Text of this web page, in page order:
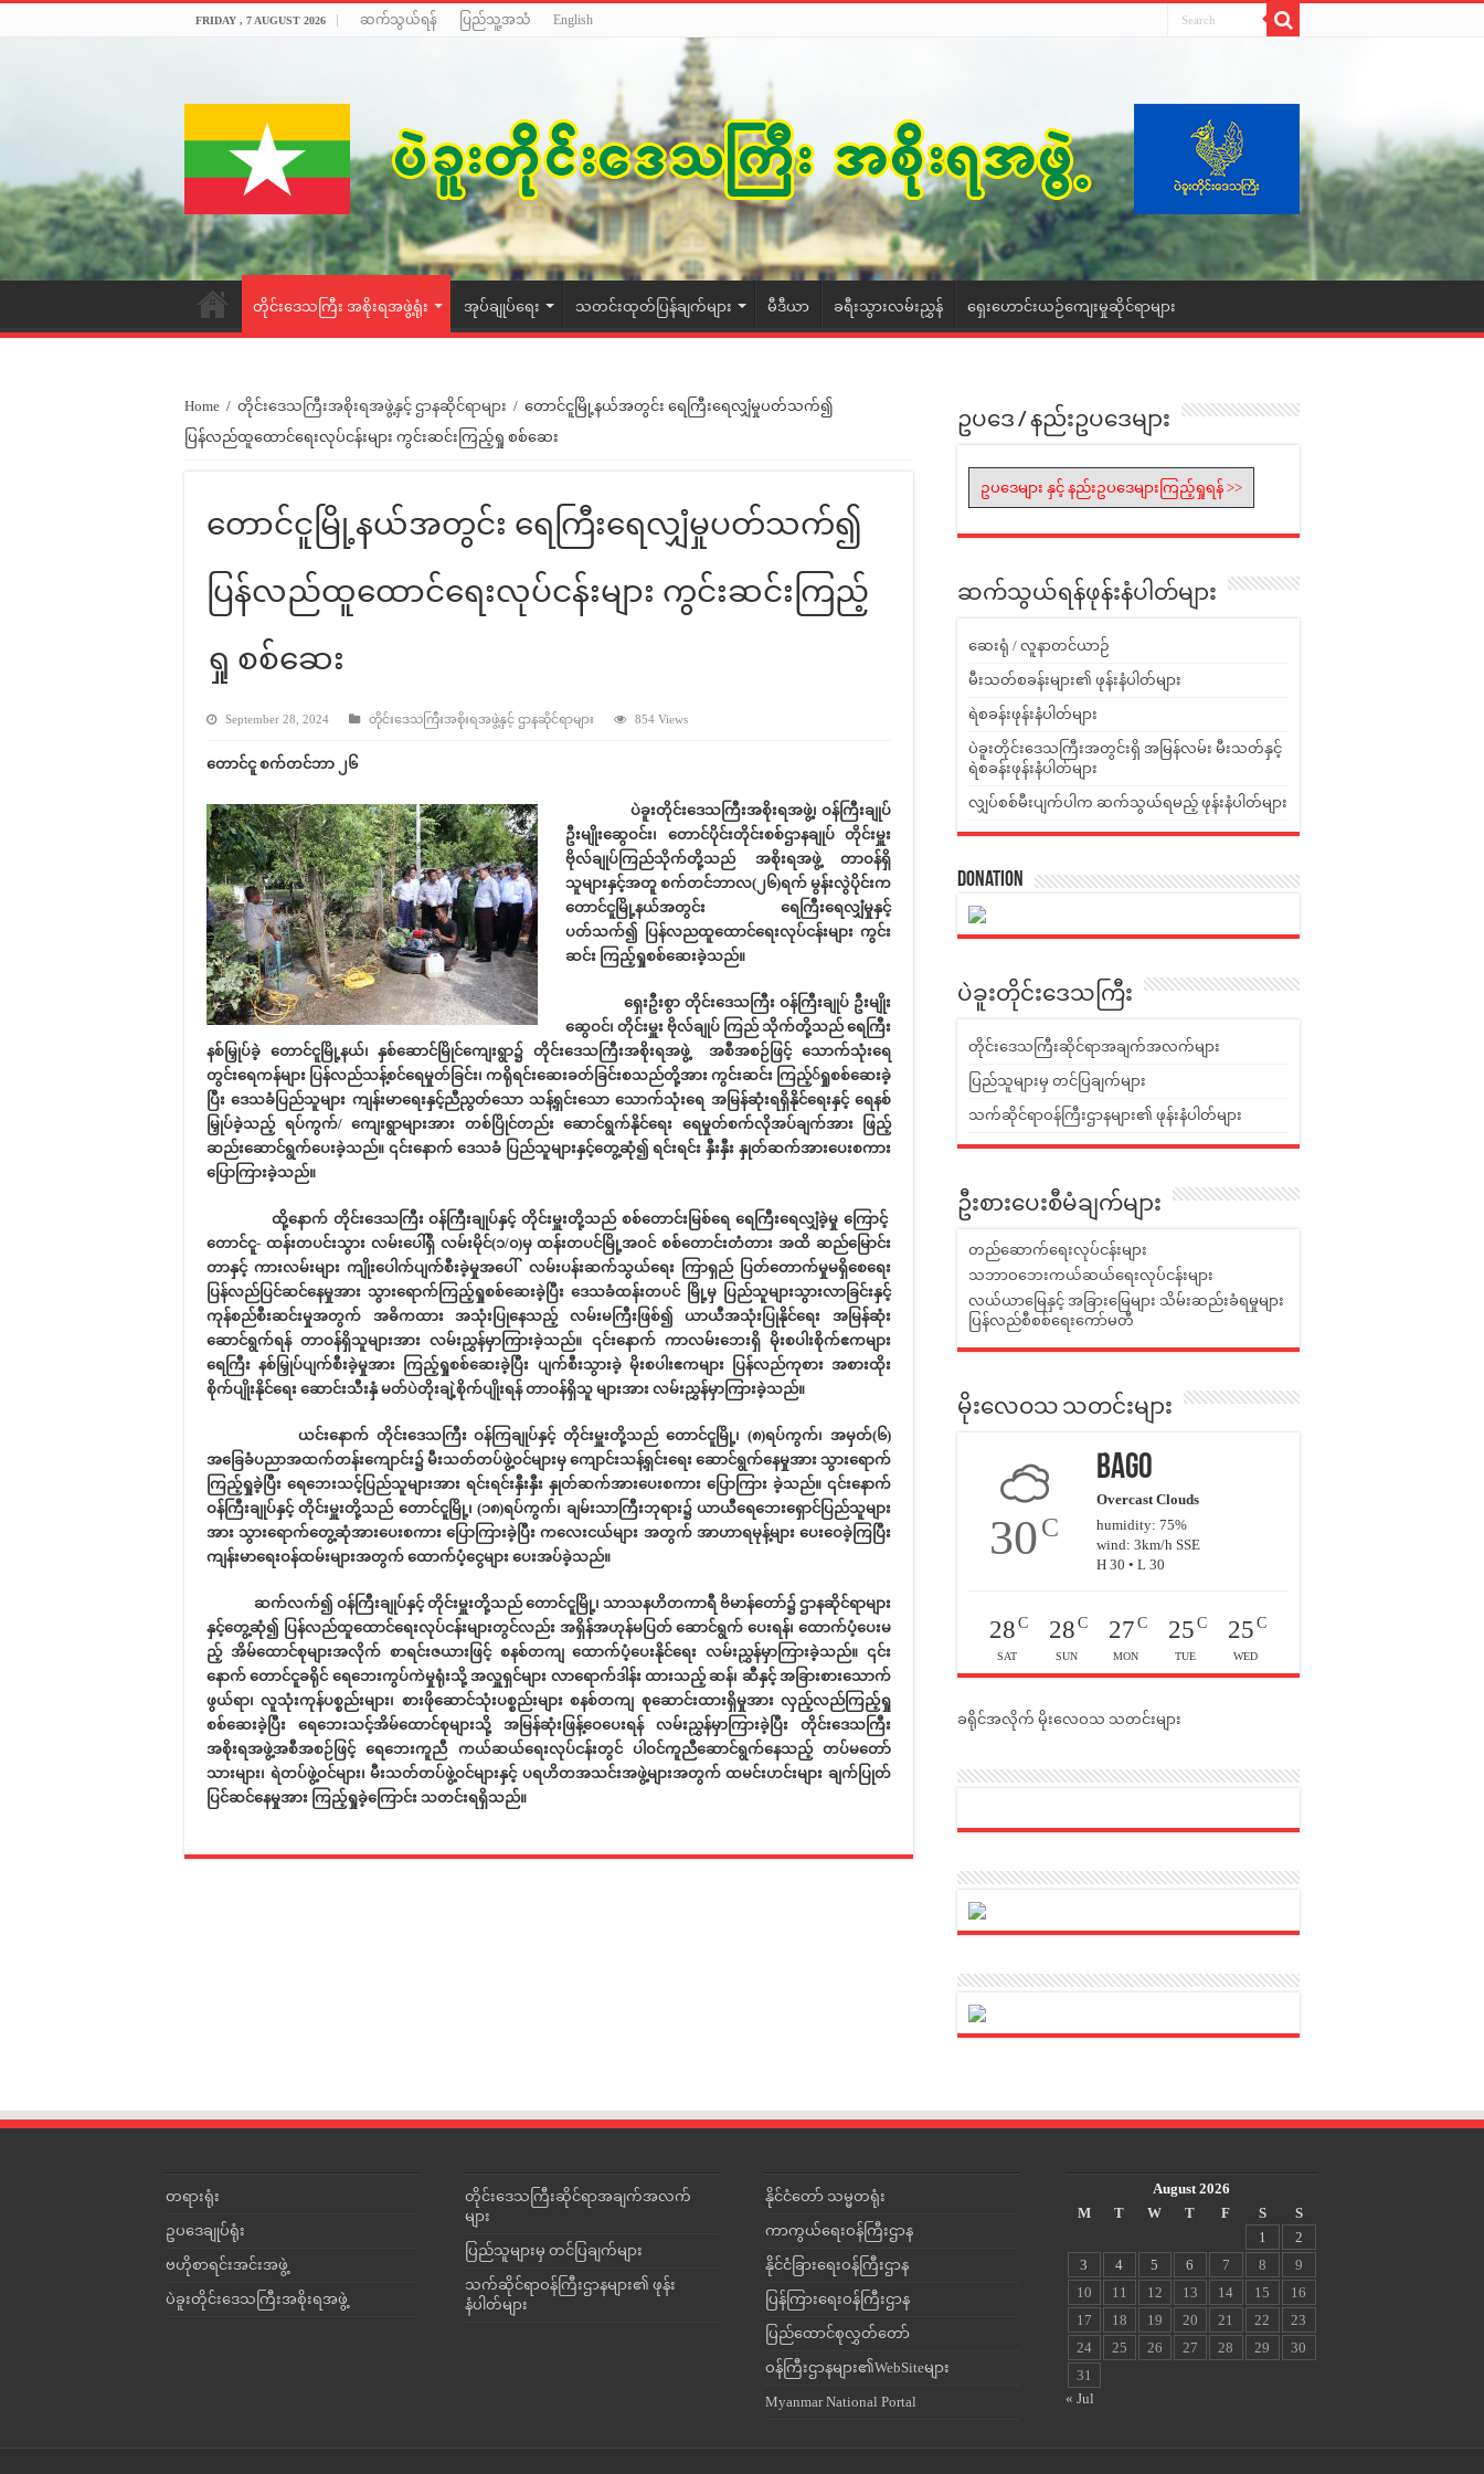
FRIDAY , 7 AUGUST 2026 ဆက်သွယ်ရန် ပြည်သူ့အသံ English
တိုင်းဒေသကြီး အစိုးရအဖွဲ့ရုံး အုပ်ချုပ်ရေး သတင်းထုတ်ပြန်ချက်များ မီဒီယာ ခရီးသွားလမ်းညွှန် ရှေးဟောင်းယဉ်ကျေးမှုဆိုင်ရာများ
Home / တိုင်းဒေသကြီးအစိုးရအဖွဲ့နှင့် ဌာနဆိုင်ရာများ / တောင်ငူမြို့နယ်အတွင်း ရေကြီးရေလျှံမှုပတ်သက်၍
ပြန်လည်ထူထောင်ရေးလုပ်ငန်းများ ကွင်းဆင်းကြည့်ရှု စစ်ဆေး
တောင်ငူမြို့နယ်အတွင်း ရေကြီးရေလျှံမှုပတ်သက်၍
ပြန်လည်ထူထောင်ရေးလုပ်ငန်းများ ကွင်းဆင်းကြည့်
ရှု စစ်ဆေး
September 28, 2024 တိုင်းဒေသကြီးအစိုးရအဖွဲ့နှင့် ဌာနဆိုင်ရာများ 854 Views
တောင်ငူ စက်တင်ဘာ ၂၆
ပဲခူးတိုင်းဒေသကြီးအစိုးရအဖွဲ့၊ ဝန်ကြီးချုပ်
ဦးမျိုးဆွေဝင်း၊ တောင်ပိုင်းတိုင်းစစ်ဌာနချုပ် တိုင်းမှူး
ဗိုလ်ချုပ်ကြည်သိုက်တို့သည် အစိုးရအဖွဲ့ တာဝန်ရှိ
သူများနှင့်အတူ စက်တင်ဘာလ(၂၆)ရက် မွန်းလွဲပိုင်းက
တောင်ငူမြို့နယ်အတွင်း ရေကြီးရေလျှံမှုနှင့်
ပတ်သက်၍ ပြန်လညထူထောင်ရေးလုပ်ငန်းများ ကွင်း
ဆင်း ကြည့်ရှုစစ်ဆေးခဲ့သည်။
ရှေးဦးစွာ တိုင်းဒေသကြီး ဝန်ကြီးချုပ် ဦးမျိုး
ဆွေဝင်၊ တိုင်းမှူး ဗိုလ်ချုပ် ကြည် သိုက်တို့သည် ရေကြီး
နစ်မြှုပ်ခဲ့ တောင်ငူမြို့နယ်၊ နှစ်ဆောင်မြိုင်ကျေးရွာ၌ တိုင်းဒေသကြီးအစိုးရအဖွဲ့ အစီအစဉ်ဖြင့် သောက်သုံးရေ
တွင်းရေကန်များ ပြန်လည်သန့်စင်ရေမှုတ်ခြင်း၊ ကရိုရင်းဆေးခတ်ခြင်းစသည်တို့အား ကွင်းဆင်း ကြည့််ရှုစစ်ဆေးခဲ့
ပြီး ဒေသခံပြည်သူများ ကျန်းမာရေးနှင့်ညီညွတ်သော သန့်ရှင်းသော သောက်သုံးရေ အမြန်ဆုံးရရှိနိုင်ရေးနှင့် ရေနစ်
မြှုပ်ခဲ့သည့် ရပ်ကွက်/ ကျေးရွာများအား တစ်ပြိုင်တည်း ဆောင်ရွက်နိုင်ရေး ရေမှုတ်စက်လိုအပ်ချက်အား ဖြည့်
ဆည်းဆောင်ရွက်ပေးခဲ့သည်။ ၎င်းနောက် ဒေသခံ ပြည်သူများနှင့်တွေ့ဆုံ၍ ရင်းရင်း နှီးနှီး နှုတ်ဆက်အားပေးစကား
ပြောကြားခဲ့သည်။
ထို့နောက် တိုင်းဒေသကြီး ဝန်ကြီးချုပ်နှင့် တိုင်းမှူးတို့သည် စစ်တောင်းမြစ်ရေ ရေကြီးရေလျှံခဲ့မှု ကြောင့်
တောင်ငူ- ထန်းတပင်းသွား လမ်းပေါ်ရှိ လမ်းမိုင်(၁/၀)မှ ထန်းတပင်မြို့အဝင် စစ်တောင်းတံတား အထိ ဆည်မြောင်း
တာနှင့် ကားလမ်းများ ကျိုးပေါက်ပျက်စီးခဲ့မှုအပေါ် လမ်းပန်းဆက်သွယ်ရေး ကြာရှည် ပြတ်တောက်မှုမရှိစေရေး
ပြန်လည်ပြင်ဆင်နေမှုအား သွားရောက်ကြည့်ရှုစစ်ဆေးခဲ့ပြီး ဒေသခံထန်းတပင် မြို့မှ ပြည်သူများသွားလာခြင်းနှင့်
ကုန်စည်စီးဆင်းမှုအတွက် အဓိကထား အသုံးပြုနေသည့် လမ်းမကြီးဖြစ်၍ ယာယီအသုံးပြုနိုင်ရေး အမြန်ဆုံး
ဆောင်ရွက်ရန် တာဝန်ရှိသူများအား လမ်းညွှန်မှာကြားခဲ့သည်။ ၎င်းနောက် ကာလမ်းဘေးရှိ မိုးစပါးစိုက်ဧကများ
ရေကြီး နစ်မြှုပ်ပျက်စီးခဲ့မှုအား ကြည့်ရှုစစ်ဆေးခဲ့ပြီး ပျက်စီးသွားခဲ့ မိုးစပါးဧကများ ပြန်လည်ကုစား အစားထိုး
စိုက်ပျိုးနိုင်ရေး ဆောင်းသီးနှံ မတ်ပဲတိုးချဲ့စိုက်ပျိုးရန် တာဝန်ရှိသူ များအား လမ်းညွှန်မှာကြားခဲ့သည်။
ယင်းနောက် တိုင်းဒေသကြီး ဝန်ကြချုပ်နှင့် တိုင်းမှူးတို့သည် တောင်ငူမြို့၊ (၈)ရပ်ကွက်၊ အမှတ်(၆)
အခြေခံပညာအထက်တန်းကျောင်း၌ မီးသတ်တပ်ဖွဲ့ဝင်များမှ ကျောင်းသန့်ရှင်းရေး ဆောင်ရွက်နေမှုအား သွားရောက်
ကြည့်ရှုခဲ့ပြီး ရေဘေးသင့်ပြည်သူများအား ရင်းရင်းနှီးနှီး နှုတ်ဆက်အားပေးစကား ပြောကြား ခဲ့သည်။ ၎င်းနောက်
ဝန်ကြီးချုပ်နှင့် တိုင်းမှူးတို့သည် တောင်ငူမြို့၊ (၁၈)ရပ်ကွက်၊ ချမ်းသာကြီးဘုရား၌ ယာယီရေဘေးရှောင်ပြည်သူများ
အား သွားရောက်တွေ့ဆုံအားပေးစကား ပြောကြားခဲ့ပြီး ကလေးငယ်များ အတွက် အာဟာရမုန့်များ ပေးဝေခဲ့ကြပြီး
ကျန်းမာရေးဝန်ထမ်းများအတွက် ထောက်ပံ့ငွေများ ပေးအပ်ခဲ့သည်။
ဆက်လက်၍ ဝန်ကြီးချုပ်နှင့် တိုင်းမှူးတို့သည် တောင်ငူမြို့၊ သာသနဟိတကာရီ ဗိမာန်တော်၌ ဌာနဆိုင်ရာများ
နှင့်တွေ့ဆုံ၍ ပြန်လည်ထူထောင်ရေးလုပ်ငန်းများတွင်လည်း အရှိန်အဟုန်မပြတ် ဆောင်ရွက် ပေးရန်၊ ထောက်ပံ့ပေးမ
ည့် အိမ်ထောင်စုများအလိုက် စာရင်းဇယားဖြင့် စနစ်တကျ ထောက်ပံ့ပေးနိုင်ရေး လမ်းညွှန်မှာကြားခဲ့သည်။ ၎င်း
နောက် တောင်ငူခရိုင် ရေဘေးကွပ်ကဲမှုရုံးသို့ အလှူရှင်များ လာရောက်ဒါန်း ထားသည့် ဆန်၊ ဆီနှင့် အခြားစားသောက်
ဖွယ်ရာ၊ လူသုံးကုန်ပစ္စည်းများ၊ စားဖိုဆောင်သုံးပစ္စည်းများ စနစ်တကျ စုဆောင်းထားရှိမှုအား လှည့်လည်ကြည့်ရှု
စစ်ဆေးခဲ့ပြီး ရေဘေးသင့်အိမ်ထောင်စုများသို့ အမြန်ဆုံးဖြန့်ဝေပေးရန် လမ်းညွှန်မှာကြားခဲ့ပြီး တိုင်းဒေသကြီး
အစိုးရအဖွဲ့အစီအစဉ်ဖြင့် ရေဘေးကူညီ ကယ်ဆယ်ရေးလုပ်ငန်းတွင် ပါဝင်ကူညီဆောင်ရွက်နေသည့် တပ်မတော်
သားများ၊ ရဲတပ်ဖွဲ့ဝင်များ၊ မီးသတ်တပ်ဖွဲ့ဝင်များနှင့် ပရဟိတအသင်းအဖွဲ့များအတွက် ထမင်းဟင်းများ ချက်ပြုတ်
ပြင်ဆင်နေမှုအား ကြည့်ရှုခဲ့ကြောင်း သတင်းရရှိသည်။
ဥပဒေ / နည်းဥပဒေများ
ဥပဒေများ နှင့် နည်းဥပဒေများကြည့်ရှုရန် >>
ဆက်သွယ်ရန်ဖုန်းနံပါတ်များ
ဆေးရုံ / လူနာတင်ယာဉ်
မီးသတ်စခန်းများ၏ ဖုန်းနံပါတ်များ
ရဲစခန်းဖုန်းနံပါတ်များ
ပဲခူးတိုင်းဒေသကြီးအတွင်းရှိ အမြန်လမ်း မီးသတ်နှင့်
ရဲစခန်းဖုန်းနံပါတ်များ
လျှပ်စစ်မီးပျက်ပါက ဆက်သွယ်ရမည့် ဖုန်းနံပါတ်များ
Donation
ပဲခူးတိုင်းဒေသကြီး
တိုင်းဒေသကြီးဆိုင်ရာအချက်အလက်များ
ပြည်သူများမှ တင်ပြချက်များ
သက်ဆိုင်ရာဝန်ကြီးဌာနများ၏ ဖုန်းနံပါတ်များ
ဦးစားပေးစီမံချက်များ
တည်ဆောက်ရေးလုပ်ငန်းများ
သဘာဝဘေးကယ်ဆယ်ရေးလုပ်ငန်းများ
လယ်ယာမြေနှင့် အခြားမြေများ သိမ်းဆည်းခံရမှုများ
ပြန်လည်စီစစ်ရေးကော်မတီ
မိုးလေဝသ သတင်းများ
30C
Bago
Overcast Clouds
humidity: 75%
wind: 3km/h SSE
H 30 • L 30
28 C
SAT
28 C
SUN
27 C
MON
25 C
TUE
25 C
WED
ခရိုင်အလိုက် မိုးလေဝသ သတင်းများ
တရားရုံး
ဥပဒေချုပ်ရုံး
ဗဟိုစာရင်းအင်းအဖွဲ့
ပဲခူးတိုင်းဒေသကြီးအစိုးရအဖွဲ့
တိုင်းဒေသကြီးဆိုင်ရာအချက်အလက်
များ
ပြည်သူများမှ တင်ပြချက်များ
သက်ဆိုင်ရာဝန်ကြီးဌာနများ၏ ဖုန်း
နံပါတ်များ
နိုင်ငံတော် သမ္မတရုံး
ကာကွယ်ရေးဝန်ကြီးဌာန
နိုင်ငံခြားရေးဝန်ကြီးဌာန
ပြန်ကြားရေးဝန်ကြီးဌာန
ပြည်ထောင်စုလွှတ်တော်
ဝန်ကြီးဌာနများ၏WebSiteများ
Myanmar National Portal
August 2026
M
T W T F S
S
1
2
3
4 5 6 7 8
9
10
11 12 13 14 15
16
17
18 19 20 21 22
23
24
25 26 27 28 29
30
31
« Jul